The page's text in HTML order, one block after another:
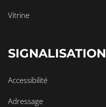
Vitrine
SIGNALISATION
Accessibilité
Adressage